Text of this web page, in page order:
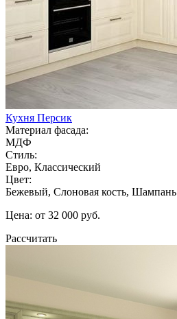
Кухня Персик
Материал фасада:
МДФ
Стиль:
Евро, Классический
Цвет:
Бежевый, Слоновая кость, Шампань
Цена: от 32 000 руб.
Рассчитать